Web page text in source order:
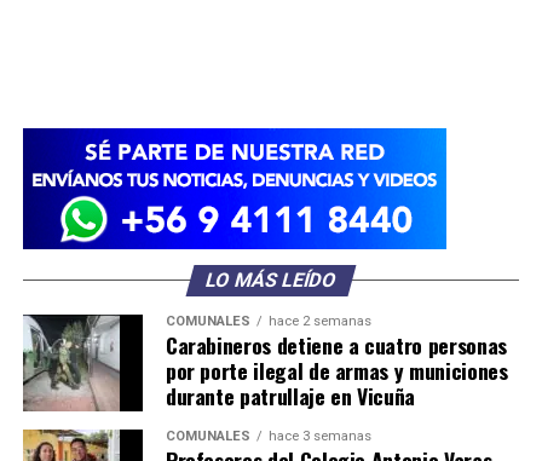
LO MÁS LEÍDO
COMUNALES hace 2 semanas
Carabineros detiene a cuatro personas
por porte ilegal de armas y municiones
durante patrullaje en Vicuña
COMUNALES hace 3 semanas